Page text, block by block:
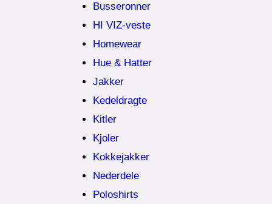
Busseronner
HI VIZ-veste
Homewear
Hue & Hatter
Jakker
Kedeldragte
Kitler
Kjoler
Kokkejakker
Nederdele
Poloshirts